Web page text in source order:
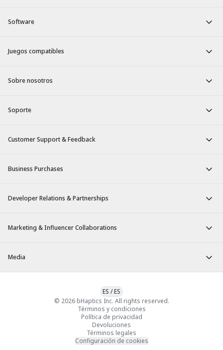
Software
Juegos compatibles
Sobre nosotros
Soporte
Customer Support & Feedback
Business Purchases
Developer Relations & Partnerships
Marketing & Influencer Collaborations
Media
© 2026 bHaptics Inc. All rights reserved.
Términos y condiciones
Política de privacidad
Devoluciones
Términos legales
Configuración de cookies
ES /ES